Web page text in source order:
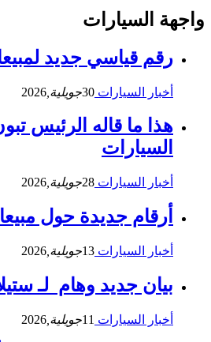
واجهة السيارات
رقم قياسي جديد
أخبار السيارات 30جويلية, 2026
هذا ما قاله الرئيس
السيارات
أخبار السيارات 28جويلية, 2026
أرقام جديدة حول
أخبار السيارات 13جويلية, 2026
بيان جديد وهام لـ
أخبار السيارات 11جويلية, 2026